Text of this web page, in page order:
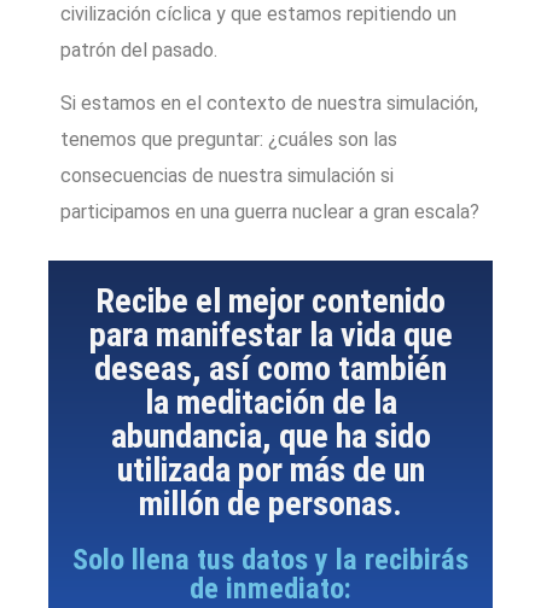
civilización cíclica y que estamos repitiendo un
patrón del pasado.
Si estamos en el contexto de nuestra simulación,
tenemos que preguntar: ¿cuáles son las
consecuencias de nuestra simulación si
participamos en una guerra nuclear a gran escala?
Recibe el mejor contenido
para manifestar la vida que
deseas, así como también
la meditación de la
abundancia, que ha sido
utilizada por más de un
millón de personas.
Solo llena tus datos y la recibirás
de inmediato: